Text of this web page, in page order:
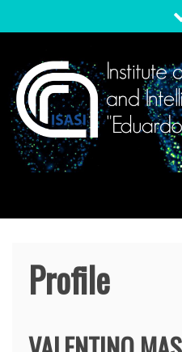
to
ISASIInstitute of Applied
Profile